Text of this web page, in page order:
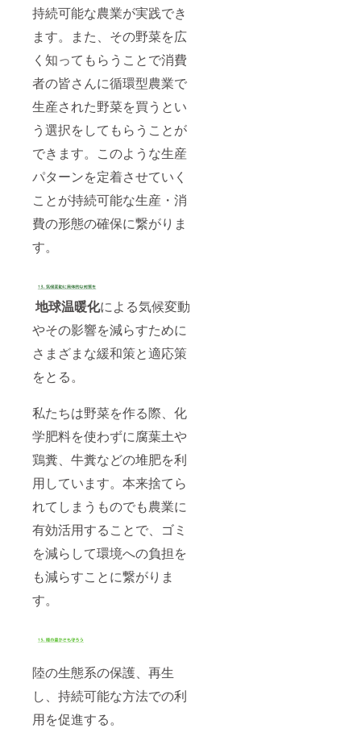
持続可能な農業が実践でき
ます。また、その野菜を広
く知ってもらうことで消費
者の皆さんに循環型農業で
生産された野菜を買うとい
う選択をしてもらうことが
できます。このような生産
パターンを定着させていく
ことが持続可能な生産・消
費の形態の確保に繋がりま
す。
地球温暖化による気候変動
やその影響を減らすために
さまざまな緩和策と適応策
をとる。
私たちは野菜を作る際、化
学肥料を使わずに腐葉土や
鶏糞、牛糞などの堆肥を利
用しています。本来捨てら
れてしまうものでも農業に
有効活用することで、ゴミ
を減らして環境への負担を
も減らすことに繋がりま
す。
陸の生態系の保護、再生
し、持続可能な方法での利
用を促進する。